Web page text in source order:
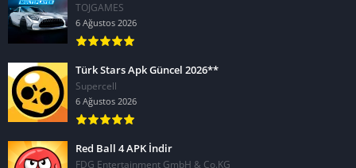
TOJGAMES
6 Ağustos 2026
Türk Stars Apk Güncel 2026**
Supercell
6 Ağustos 2026
Red Ball 4 APK İndir
FDG Entertainment GmbH & Co.KG